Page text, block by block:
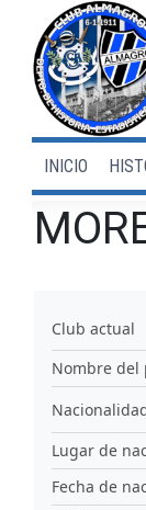
contenido
INICIO
Club actual
Nombre del
Lugar de
Fecha de